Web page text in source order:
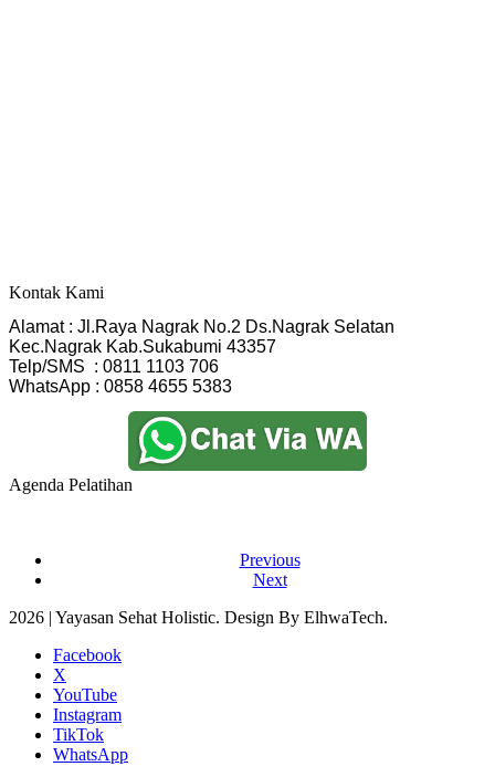
Kontak Kami
Alamat : Jl.Raya Nagrak No.2 Ds.Nagrak Selatan
Kec.Nagrak Kab.Sukabumi 43357
Telp/SMS  : 0811 1103 706
WhatsApp : 0858 4655 5383
Agenda Pelatihan
Previous
Next
2026 | Yayasan Sehat Holistic. Design By ElhwaTech.
Facebook
X
YouTube
Instagram
TikTok
WhatsApp